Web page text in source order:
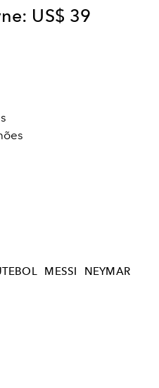
US$ 39
MESSI
NEYMAR